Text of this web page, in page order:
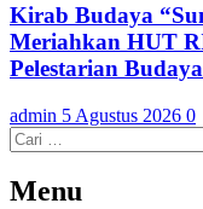
Kirab Budaya
Meriahkan HUT
Pelestarian
admin 5 Agustus 2026 0
Cari
untuk:
Menu